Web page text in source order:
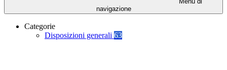
navigazione
Categorie
Disposizioni generali 63